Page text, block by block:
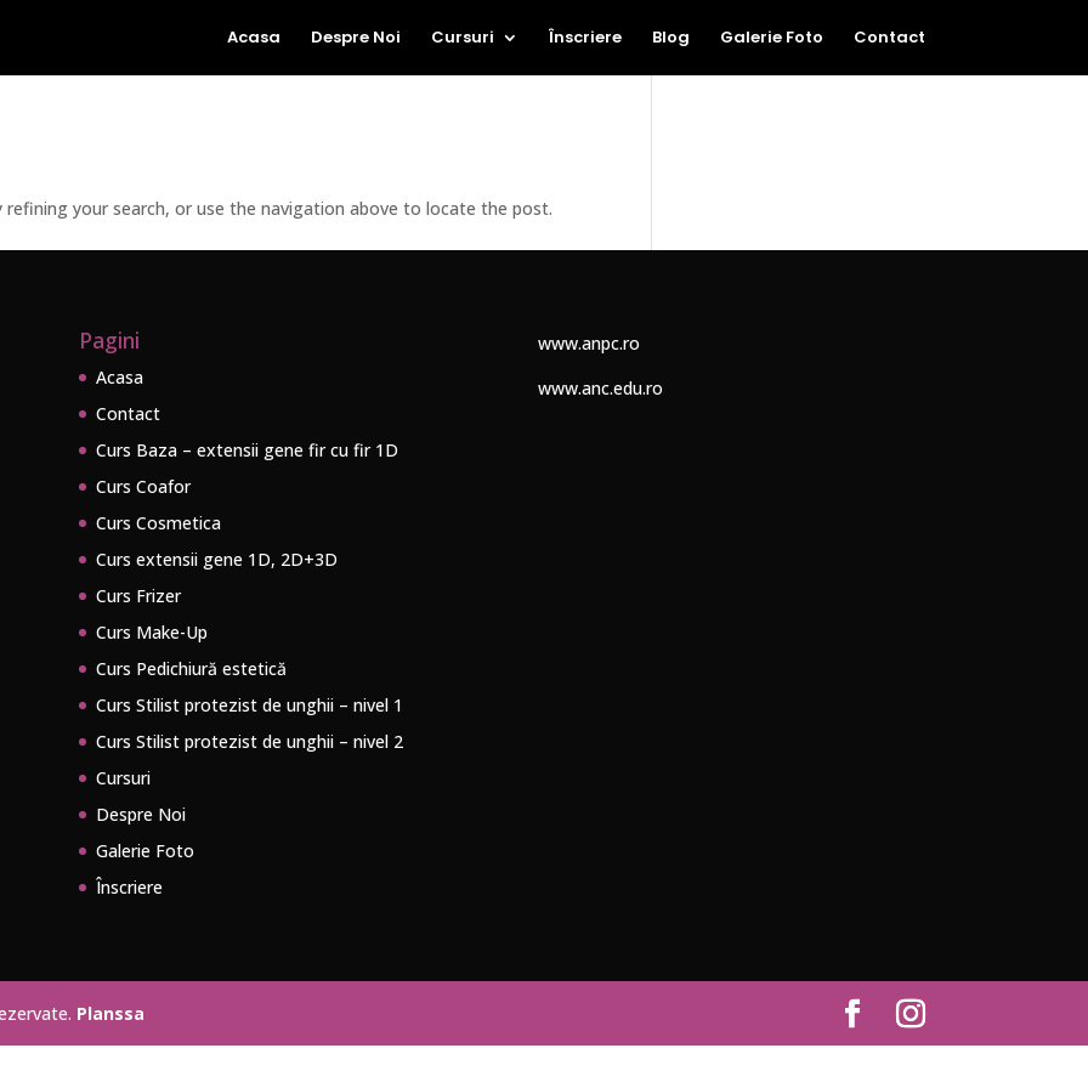
Acasa Despre Noi Cursuri Înscriere Blog Galerie Foto Contact
your search, or use the navigation above to locate the post.
Pagini
Acasa
Contact
Curs Baza – extensii gene fir cu fir 1D
Curs Coafor
Curs Cosmetica
Curs extensii gene 1D, 2D+3D
Curs Frizer
Curs Make-Up
Curs Pedichiură estetică
Curs Stilist protezist de unghii – nivel 1
Curs Stilist protezist de unghii – nivel 2
Cursuri
Despre Noi
Galerie Foto
Înscriere
www.anpc.ro
www.anc.edu.ro
Planssa